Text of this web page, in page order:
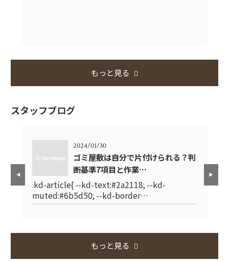
もっと見る
スタッフブログ
2024/01/30
ゴミ屋敷は自分で片付けられる？判
断基準7項目と作業…
.kd-article{ --kd-text:#2a2118; --kd-
muted:#6b5d50; --kd-border…
もっと見る